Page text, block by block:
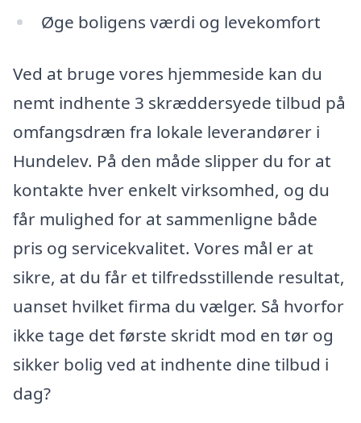
Øge boligens værdi og levekomfort
Ved at bruge vores hjemmeside kan du
nemt indhente 3 skræddersyede tilbud på
omfangsdræn fra lokale leverandører i
Hundelev. På den måde slipper du for at
kontakte hver enkelt virksomhed, og du
får mulighed for at sammenligne både
pris og servicekvalitet. Vores mål er at
sikre, at du får et tilfredsstillende resultat,
uanset hvilket firma du vælger. Så hvorfor
ikke tage det første skridt mod en tør og
sikker bolig ved at indhente dine tilbud i
dag?